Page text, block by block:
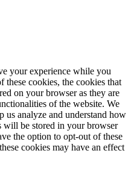
your experience while you
these cookies, the cookies that
on your browser as they are
of the website. We
us analyze and understand how
will be stored in your browser
the option to opt-out of these
cookies may have an effect